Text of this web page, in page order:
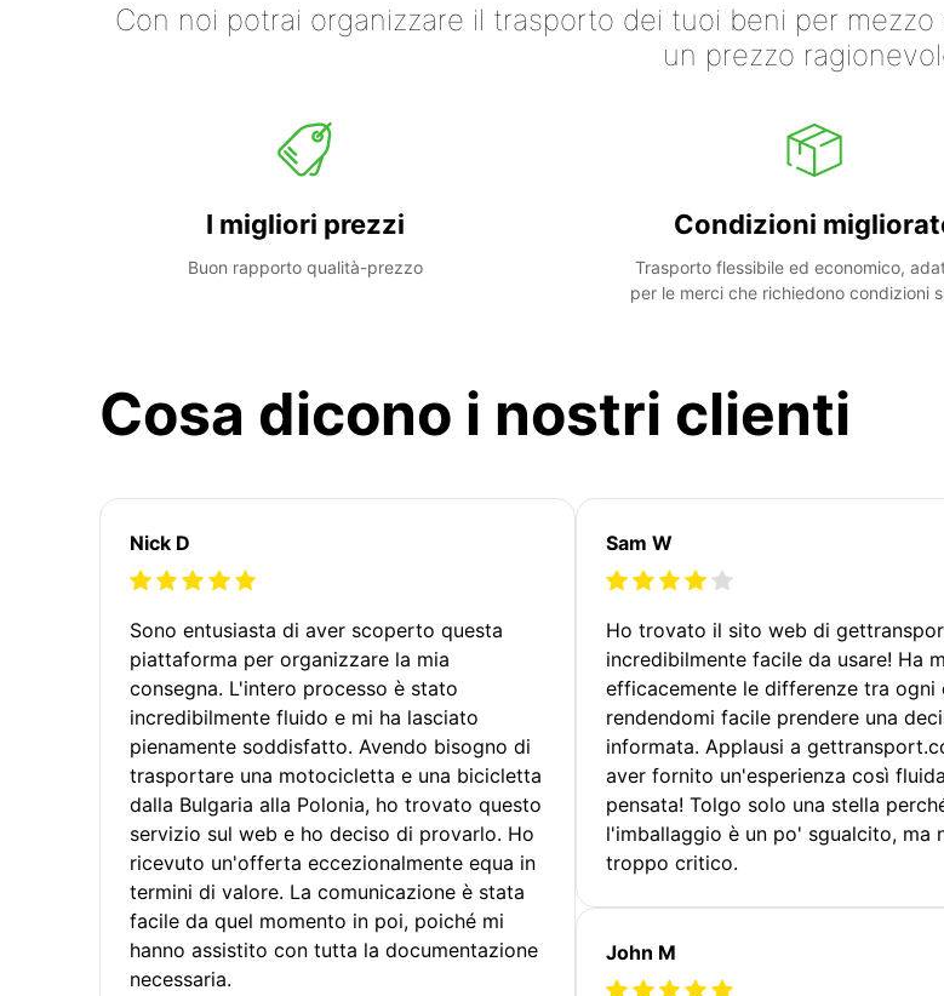
Con noi potrai organizzare il trasporto dei tuoi beni per
un prezzo
I migliori prezzi
Buon rapporto qualità-prezzo
Condizioni
Trasporto flessibile ed economico,
per le merci che richiedono condizioni
Cosa dicono i nostri clienti
Nick D
Sono entusiasta di aver scoperto questa
piattaforma per organizzare la mia
consegna. L'intero processo è stato
incredibilmente fluido e mi ha lasciato
pienamente soddisfatto. Avendo bisogno di
trasportare una motocicletta e una bicicletta
dalla Bulgaria alla Polonia, ho trovato questo
servizio sul web e ho deciso di provarlo. Ho
ricevuto un'offerta eccezionalmente equa in
termini di valore. La comunicazione è stata
facile da quel momento in poi, poiché mi
hanno assistito con tutta la documentazione
necessaria.
Sam W
Ho trovato il sito web di
incredibilmente facile da usare! Ha
efficacemente le differenze tra ogni
rendendomi facile prendere una
informata. Applausi a
aver fornito un'esperienza così
pensata! Tolgo solo una stella
l'imballaggio è un po' sgualcito, ma
troppo critico.
John M